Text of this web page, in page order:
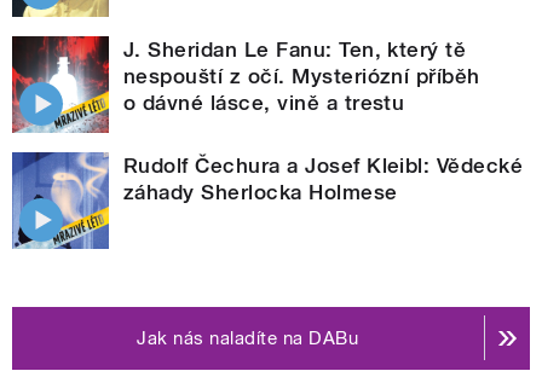
J. Sheridan Le Fanu: Ten, který tě
nespouští z očí. Mysteriózní příběh
o dávné lásce, vině a trestu
Rudolf Čechura a Josef Kleibl: Vědecké
záhady Sherlocka Holmese
Jak nás naladíte na DABu